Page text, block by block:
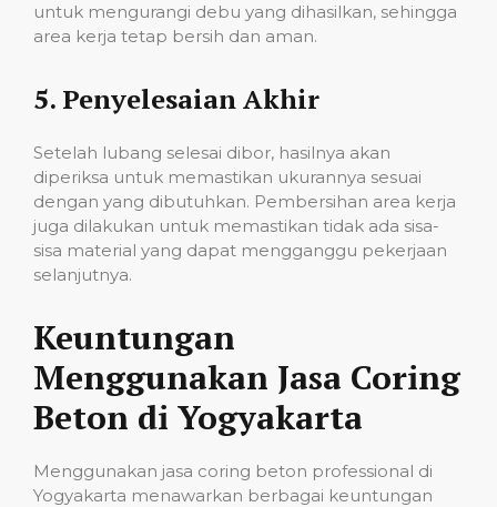
untuk mengurangi debu yang dihasilkan, sehingga
area kerja tetap bersih dan aman.
5. Penyelesaian Akhir
Setelah lubang selesai dibor, hasilnya akan
diperiksa untuk memastikan ukurannya sesuai
dengan yang dibutuhkan. Pembersihan area kerja
juga dilakukan untuk memastikan tidak ada sisa-
sisa material yang dapat mengganggu pekerjaan
selanjutnya.
Keuntungan
Menggunakan Jasa Coring
Beton di Yogyakarta
Menggunakan jasa coring beton professional di
Yogyakarta menawarkan berbagai keuntungan